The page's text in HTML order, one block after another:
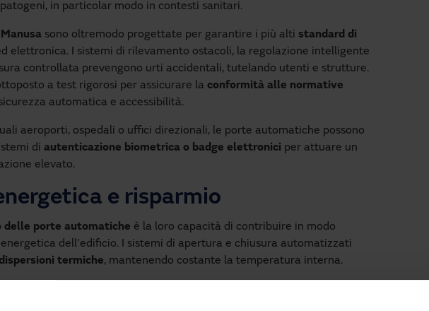
in particolar modo in contesti sanitari.
sono oltremodo progettate per garantire i più alti standard di
elettronica. I sistemi di rilevamento ostacoli, la regolazione intelligente
controllata prevengono urti accidentali, tutelando utenti e strutture.
a test rigorosi per assicurare la conformità alle normative
automatica e accessibilità.
aeroporti, ospedali o uffici direzionali, le porte automatiche possono
di autenticazione biometrica o badge elettronici per attuare un
elevato.
e risparmio
delle porte automatiche è la loro capacità di contribuire in modo
dell’edificio. I sistemi di apertura e chiusura automatizzati
termiche, mantenendo costante la temperatura interna.
logiche di controllo adattivo limitano l’apertura alle reali necessità di